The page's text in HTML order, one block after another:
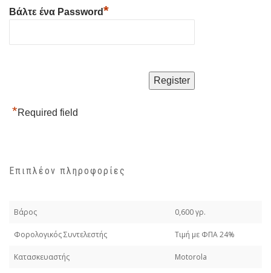
Βάλτε ένα Password*
*Required field
Επιπλέον πληροφορίες
Βάρος 0,600 γρ.
Φορολογικός Συντελεστής Τιμή με ΦΠΑ 24%
Κατασκευαστής Motorola